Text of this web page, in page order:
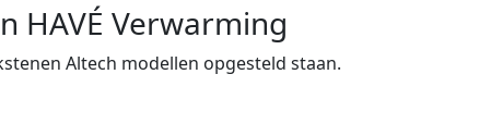
HAVÉ Verwarming
Altech modellen opgesteld staan.